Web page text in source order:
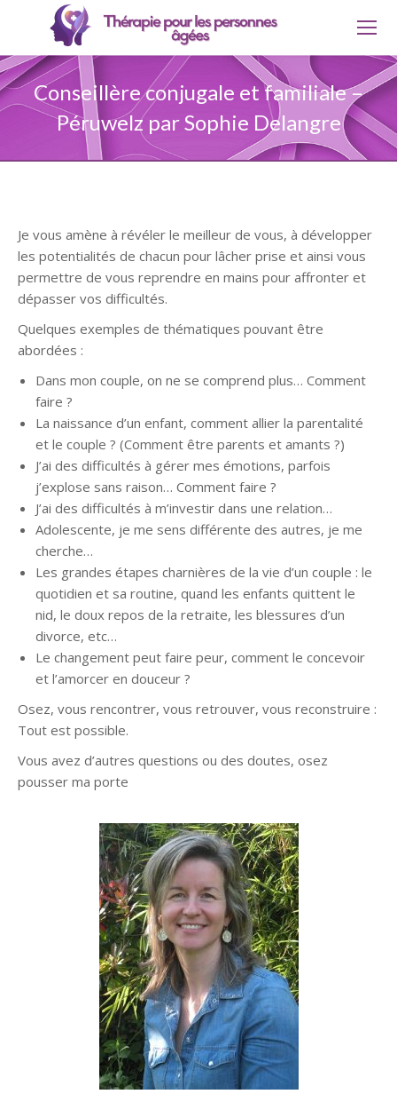
Conseillère conjugale et familiale –
Péruwelz par Sophie Delangre
Je vous amène à révéler le meilleur de vous, à développer
les potentialités de chacun pour lâcher prise et ainsi vous
permettre de vous reprendre en mains pour affronter et
dépasser vos difficultés.
Quelques exemples de thématiques pouvant être
abordées :
Dans mon couple, on ne se comprend plus… Comment
faire ?
La naissance d’un enfant, comment allier la parentalité
et le couple ? (Comment être parents et amants ?)
J’ai des difficultés à gérer mes émotions, parfois
j’explose sans raison… Comment faire ?
J’ai des difficultés à m’investir dans une relation…
Adolescente, je me sens différente des autres, je me
cherche…
Les grandes étapes charnières de la vie d’un couple : le
quotidien et sa routine, quand les enfants quittent le
nid, le doux repos de la retraite, les blessures d’un
divorce, etc…
Le changement peut faire peur, comment le concevoir
et l’amorcer en douceur ?
Osez, vous rencontrer, vous retrouver, vous reconstruire :
Tout est possible.
Vous avez d’autres questions ou des doutes, osez
pousser ma porte